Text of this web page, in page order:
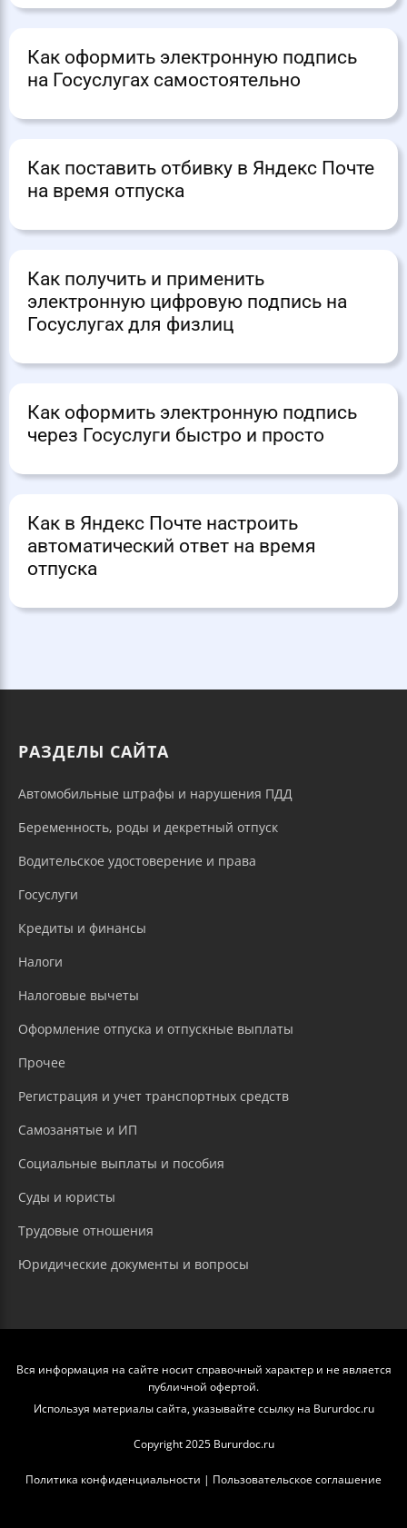
Как оформить электронную подпись
на Госуслугах самостоятельно
Как поставить отбивку в Яндекс Почте
на время отпуска
Как получить и применить
электронную цифровую подпись на
Госуслугах для физлиц
Как оформить электронную подпись
через Госуслуги быстро и просто
Как в Яндекс Почте настроить
автоматический ответ на время
отпуска
РАЗДЕЛЫ САЙТА
Автомобильные штрафы и нарушения ПДД
Беременность, роды и декретный отпуск
Водительское удостоверение и права
Госуслуги
Кредиты и финансы
Налоги
Налоговые вычеты
Оформление отпуска и отпускные выплаты
Прочее
Регистрация и учет транспортных средств
Самозанятые и ИП
Социальные выплаты и пособия
Суды и юристы
Трудовые отношения
Юридические документы и вопросы
Вся информация на сайте носит справочный характер и не является
публичной офертой.
Используя материалы сайта, указывайте ссылку на Bururdoc.ru
Copyright 2025 Bururdoc.ru
Политика конфиденциальности | Пользовательское соглашение